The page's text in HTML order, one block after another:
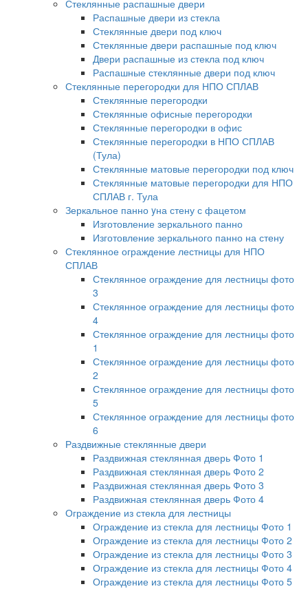
Стеклянные распашные двери
Распашные двери из стекла
Стеклянные двери под ключ
Стеклянные двери распашные под ключ
Двери распашные из стекла под ключ
Распашные стеклянные двери под ключ
Стеклянные перегородки для НПО СПЛАВ
Стеклянные перегородки
Стеклянные офисные перегородки
Стеклянные перегородки в офис
Стеклянные перегородки в НПО СПЛАВ
(Тула)
Стеклянные матовые перегородки под ключ
Стеклянные матовые перегородки для НПО
СПЛАВ г. Тула
Зеркальное панно yна стену с фацетом
Изготовление зеркального панно
Изготовление зеркального панно на стену
Стеклянное ограждение лестницы для НПО
СПЛАВ
Стеклянное ограждение для лестницы фото
3
Стеклянное ограждение для лестницы фото
4
Стеклянное ограждение для лестницы фото
1
Стеклянное ограждение для лестницы фото
2
Стеклянное ограждение для лестницы фото
5
Стеклянное ограждение для лестницы фото
6
Раздвижные стеклянные двери
Раздвижная стеклянная дверь Фото 1
Раздвижная стеклянная дверь Фото 2
Раздвижная стеклянная дверь Фото 3
Раздвижная стеклянная дверь Фото 4
Ограждение из стекла для лестницы
Ограждение из стекла для лестницы Фото 1
Ограждение из стекла для лестницы Фото 2
Ограждение из стекла для лестницы Фото 3
Ограждение из стекла для лестницы Фото 4
Ограждение из стекла для лестницы Фото 5